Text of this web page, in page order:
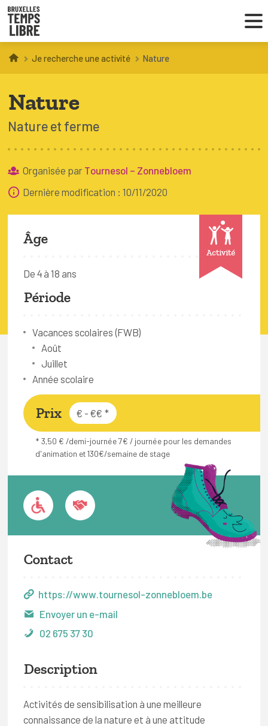
Infos parents
Coordinations ATL
À BRUXELLES
FAQ
Connexion
Espace pro
Bruxelles Temps Libre
Je recherche une activité Nature
Nature
Nature et ferme
Organisée par Tournesol – Zonnebloem
Dernière modification : 10/11/2020
Activité
Âge
De 4 à 18 ans
Période
Vacances scolaires (FWB)
Août
Juillet
Année scolaire
Prix € - €€ *
* 3,50 € /demi-journée 7€ / journée pour les demandes
d'animation et 130€/semaine de stage
Contact
https://www.tournesol-zonnebloem.be
Envoyer un e-mail
02 675 37 30
Description
Activités de sensibilisation à une meilleure
connaissance de la nature et à une attitude